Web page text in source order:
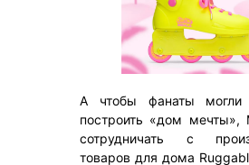
А чтобы фанаты могли
построить «дом мечты»,
сотрудничать с
товаров для дома